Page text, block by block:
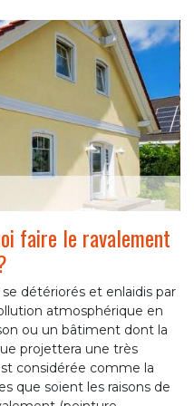
faire le ravalement
détériorés et enlaidis par
atmosphérique en
ou un bâtiment dont la
projettera une très
considérée comme la
que soient les raisons de